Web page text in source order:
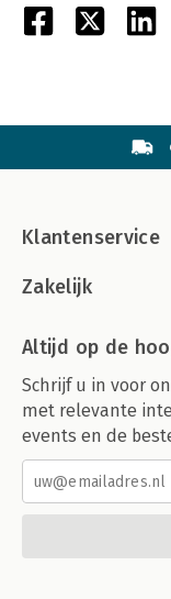
Klantenservice
Zakelijk
Altijd op de
Schrijf u in voor
met relevante
events en de